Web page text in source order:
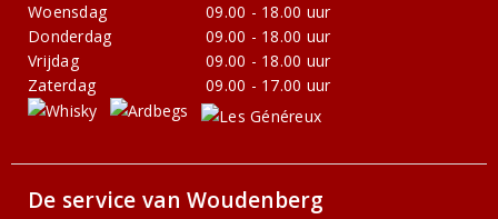
Woensdag
09.00 - 18.00 uur
Donderdag
09.00 - 18.00 uur
Vrijdag
09.00 - 18.00 uur
Zaterdag
09.00 - 17.00 uur
De service van Woudenberg